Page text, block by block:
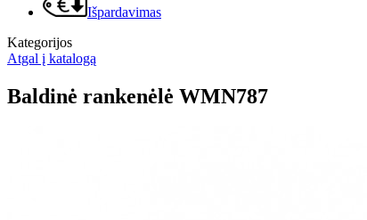
Išpardavimas
Kategorijos
Atgal į katalogą
Baldinė rankenėlė WMN787